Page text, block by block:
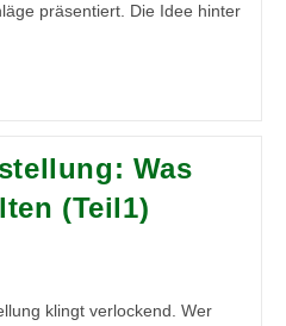
präsentiert. Die Idee hinter
Was
(Teil1)
klingt verlockend. Wer